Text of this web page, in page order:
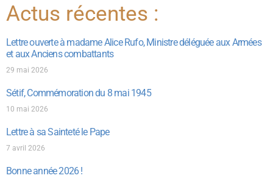
Actus récentes :
Lettre ouverte à madame Alice Rufo, Ministre déléguée aux Armées
et aux Anciens combattants
29 mai 2026
Sétif, Commémoration du 8 mai 1945
10 mai 2026
Lettre à sa Sainteté le Pape
7 avril 2026
Bonne année 2026 !